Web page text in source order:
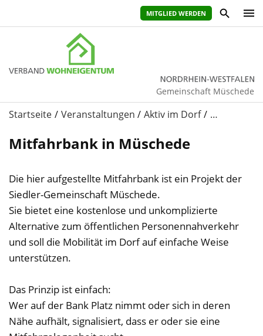
MITGLIED WERDEN
Gemeinschaft Müschede
Startseite Veranstaltungen Aktiv im Dorf …
Mitfahrbank in Müschede
Die hier aufgestellte Mitfahrbank ist ein Projekt der
Siedler-Gemeinschaft Müschede.
Sie bietet eine kostenlose und unkomplizierte
Alternative zum öffentlichen Personennahverkehr
und soll die Mobilität im Dorf auf einfache Weise
unterstützen.
Das Prinzip ist einfach:
Wer auf der Bank Platz nimmt oder sich in deren
Nähe aufhält, signalisiert, dass er oder sie eine